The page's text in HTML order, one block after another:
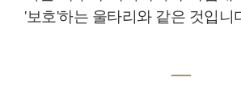
'보호'하는 울타리와 같은 것입니
―